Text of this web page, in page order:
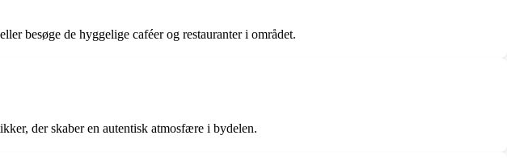
besøge de hyggelige caféer og restauranter i området.
der skaber en autentisk atmosfære i bydelen.